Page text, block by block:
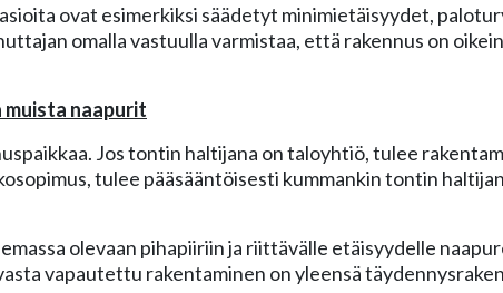
ovat esimerkiksi säädetyt minimietäisyydet,
omalla vastuulla varmistaa, että rakennus on
muista naapurit
Jos tontin haltijana on taloyhtiö, tulee
tulee pääsääntöisesti kummankin tontin
olevaan pihapiiriin ja riittävälle etäisyydelle
vapautettu rakentaminen on yleensä